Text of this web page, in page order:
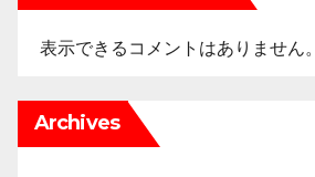
表示できるコメントはありません。
Archives